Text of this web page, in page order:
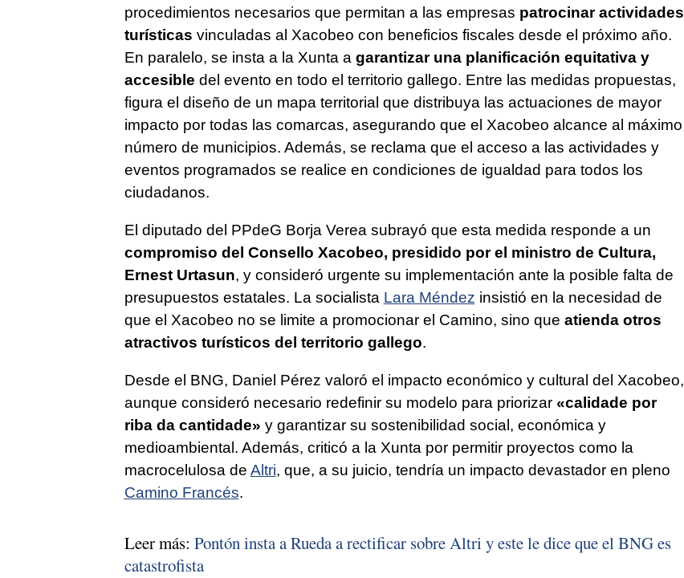
procedimientos necesarios que permitan a las empresas patrocinar actividades
turísticas vinculadas al Xacobeo con beneficios fiscales desde el próximo año.
En paralelo, se insta a la Xunta a garantizar una planificación equitativa y
accesible del evento en todo el territorio gallego. Entre las medidas propuestas,
figura el diseño de un mapa territorial que distribuya las actuaciones de mayor
impacto por todas las comarcas, asegurando que el Xacobeo alcance al máximo
número de municipios. Además, se reclama que el acceso a las actividades y
eventos programados se realice en condiciones de igualdad para todos los
ciudadanos.
El diputado del PPdeG Borja Verea subrayó que esta medida responde a un
compromiso del Consello Xacobeo, presidido por el ministro de Cultura,
Ernest Urtasun, y consideró urgente su implementación ante la posible falta de
presupuestos estatales. La socialista Lara Méndez insistió en la necesidad de
que el Xacobeo no se limite a promocionar el Camino, sino que atienda otros
atractivos turísticos del territorio gallego.
Desde el BNG, Daniel Pérez valoró el impacto económico y cultural del Xacobeo,
aunque consideró necesario redefinir su modelo para priorizar«calidade por
riba da cantidade» y garantizar su sostenibilidad social, económica y
medioambiental. Además, criticó a la Xunta por permitir proyectos como la
macrocelulosa de Altri, que, a su juicio, tendría un impacto devastador en pleno
Camino Francés.
Leer más: Pontón insta a Rueda a rectificar sobre Altri y este le dice que el BNG es
catastrofista